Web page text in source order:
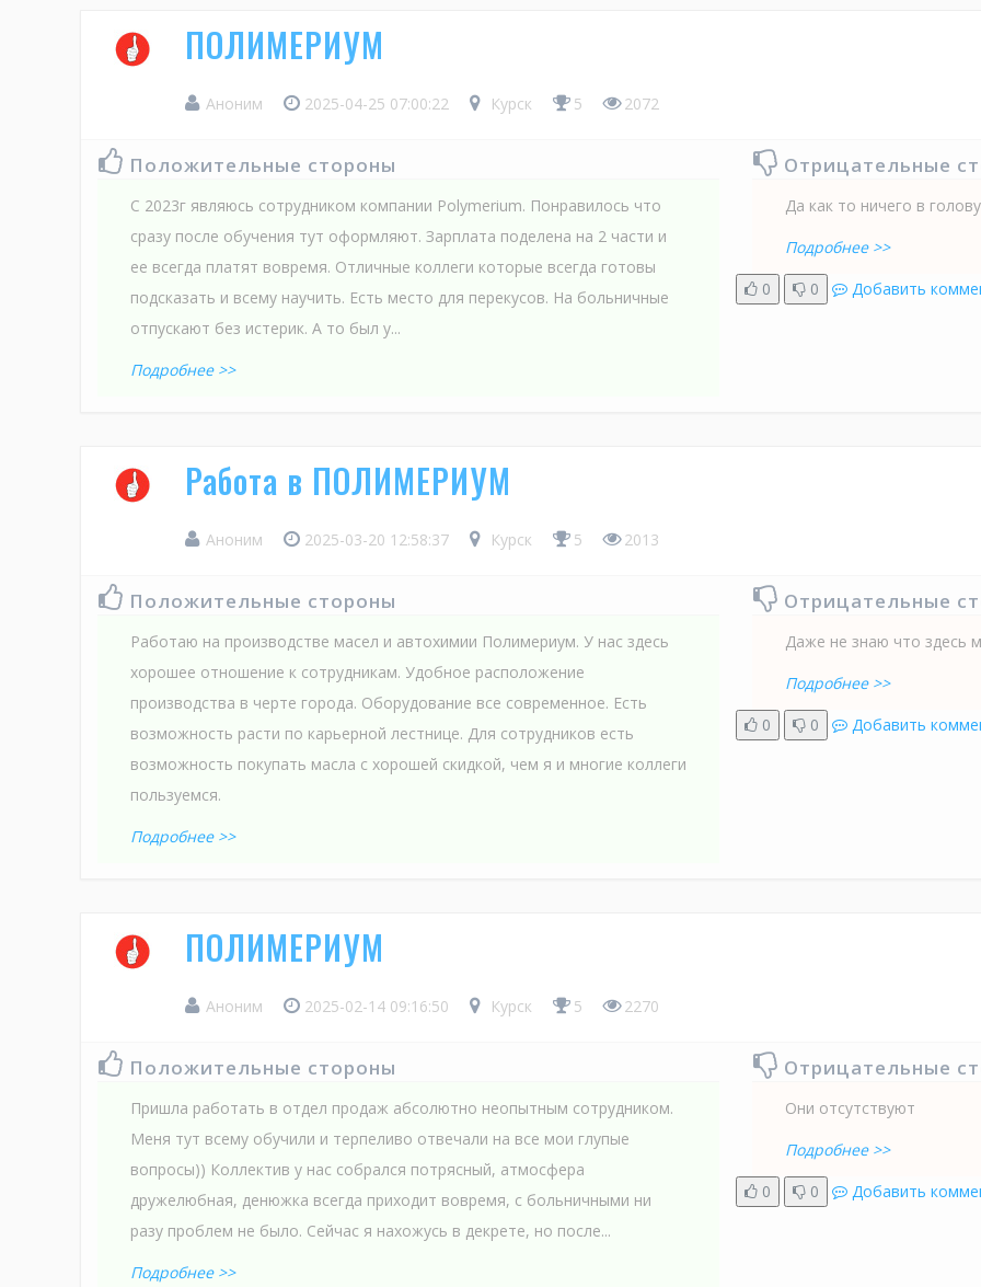
ПОЛИМЕРИУМ
Аноним 2025-04-25 07:00:22 Курск 5 2072
Положительные стороны
С 2023г являюсь сотрудником компании Polymerium. Понравилось что
сразу после обучения тут оформляют. Зарплата поделена на 2 части и
ее всегда платят вовремя. Отличные коллеги которые всегда готовы
подсказать и всему научить. Есть место для перекусов. На больничные
отпускают без истерик. А то был у...
Подробнее >>
Отрицательные
Да как то ничего в
Подробнее >>
0
0 Добавить
Работа в ПОЛИМЕРИУМ
Аноним 2025-03-20 12:58:37 Курск 5 2013
Положительные стороны
Работаю на производстве масел и автохимии Полимериум. У нас здесь
хорошее отношение к сотрудникам. Удобное расположение
производства в черте города. Оборудование все современное. Есть
возможность расти по карьерной лестнице. Для сотрудников есть
возможность покупать масла с хорошей скидкой, чем я и многие коллеги
пользуемся.
Подробнее >>
Отрицательные
Даже не знаю что здесь
Подробнее >>
0
0 Добавить
ПОЛИМЕРИУМ
Аноним 2025-02-14 09:16:50 Курск 5 2270
Положительные стороны
Пришла работать в отдел продаж абсолютно неопытным сотрудником.
Меня тут всему обучили и терпеливо отвечали на все мои глупые
вопросы)) Коллектив у нас собрался потрясный, атмосфера
дружелюбная, денюжка всегда приходит вовремя, с больничными ни
разу проблем не было. Сейчас я нахожусь в декрете, но после...
Подробнее >>
Отрицательные
Они отсутствуют
Подробнее >>
0
0 Добавить